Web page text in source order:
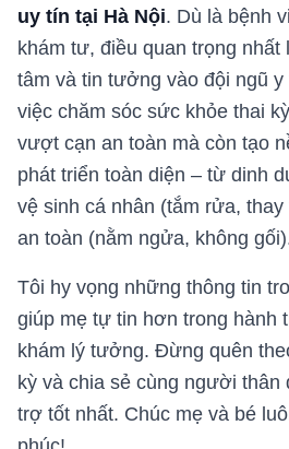
uy tín tại Hà Nội. Dù là bệnh
khám tư, điều quan trọng nhất
tâm và tin tưởng vào đội ngũ
việc chăm sóc sức khỏe thai
vượt cạn an toàn mà còn tạo
phát triển toàn diện – từ dinh
vệ sinh cá nhân (tắm rửa,
an toàn (nằm ngửa, không
Tôi hy vọng những thông tin
giúp mẹ tự tin hơn trong hành
khám lý tưởng. Đừng quên
kỳ và chia sẻ cùng người
trợ tốt nhất. Chúc mẹ và bé